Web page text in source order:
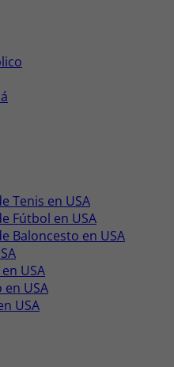
Tenis en USA
Fútbol en USA
Baloncesto en USA
USA
en USA
USA